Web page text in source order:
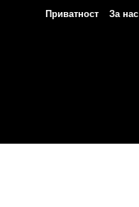
Приватност За нас